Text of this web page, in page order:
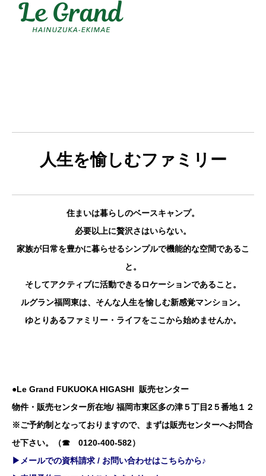
人生を愉しむファミリー
住まいは暮らしのベースキャンプ。
必要以上に贅沢さはいらない。
家族が日常を豊かに暮らせるシンプルで機能的な空間であるこ
と。
そしてアクティブに活動できるロケーションであること。
ルグラン福岡東は、そんな人生を愉しむ新感覚マンション。
ゆとりあるファミリー・ライフをここから始めませんか。
●Le Grand FUKUOKA HIGASHI 販売センター
物件・販売センター所在地/ 福岡市東区多の津５丁目2５番地１２
※ご予約制となっておりますので、まずは販売センターへお問合
せ下さい。（☎ 0120-400-582）
▶メールでの資料請求 / お問い合わせはこちらから♪